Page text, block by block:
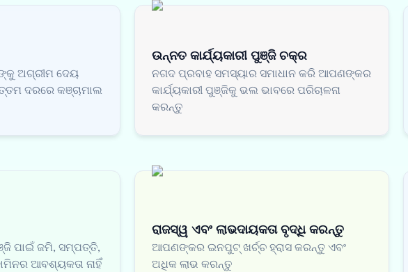
ଅଗ୍ରୀମ ଦେୟ
ଦରରେ କଞ୍ଚାମାଲ
ଉନ୍ନତ କାର୍ଯ୍ୟକାରୀ ପୁଞ୍ଜି ଚକ୍ର
ନଗଦ ପ୍ରବାହ ସମସ୍ୟାର ସମାଧାନ କରି ଆପଣଙ୍କର
କାର୍ଯ୍ୟକାରୀ ପୁଞ୍ଜିକୁ ଭଲ ଭାବରେ ପରିଚାଳନା
କରନ୍ତୁ
ପାଇଁ ଜମି, ସମ୍ପତ୍ତି,
ଆବଶ୍ୟକତା ନାହିଁ
ରାଜସ୍ୱ ଏବଂ ଲାଭଦାୟକତା ବୃଦ୍ଧି କରନ୍ତୁ
ଆପଣଙ୍କର ଇନପୁଟ୍ ଖର୍ଚ୍ଚ ହ୍ରାସ କରନ୍ତୁ ଏବଂ
ଅଧିକ ଲାଭ କରନ୍ତୁ